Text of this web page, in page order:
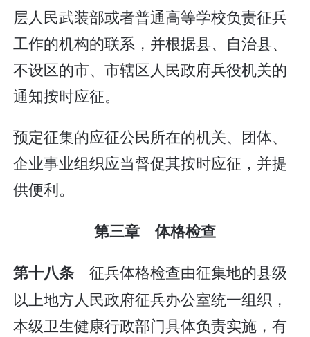
层人民武装部或者普通高等学校负责征兵
工作的机构的联系，并根据县、自治县、
不设区的市、市辖区人民政府兵役机关的
通知按时应征。
预定征集的应征公民所在的机关、团体、
企业事业组织应当督促其按时应征，并提
供便利。
第三章 体格检查
第十八条 征兵体格检查由征集地的县级
以上地方人民政府征兵办公室统一组织，
本级卫生健康行政部门具体负责实施，有